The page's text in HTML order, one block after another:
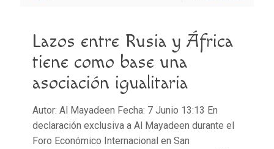
Lazos entre Rusia y África
tiene como base una
asociación igualitaria
Autor: Al Mayadeen Fecha: 7 Junio 13:13 En
declaración exclusiva a Al Mayadeen durante el
Foro Económico Internacional en San